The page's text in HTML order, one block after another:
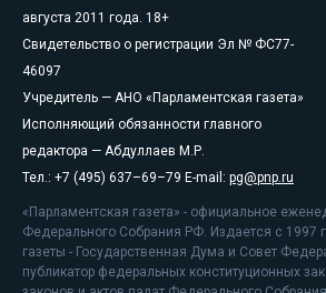
августа 2011 года. 18+
Свидетельство о регистрации Эл № ФС77-
46097
Учредитель — АНО «Парламентская газета»
Исполняющий обязанности главного
редактора — Абдуллаев М.Р.
Тел.: +7 (495) 637–69–79 E-mail: pg@pnp.ru
«Парламентская газета» - официальное
Федерального Собрания РФ. Издается с 1997
газеты - Государственная Дума и Совет
публикатор федеральных конституционных